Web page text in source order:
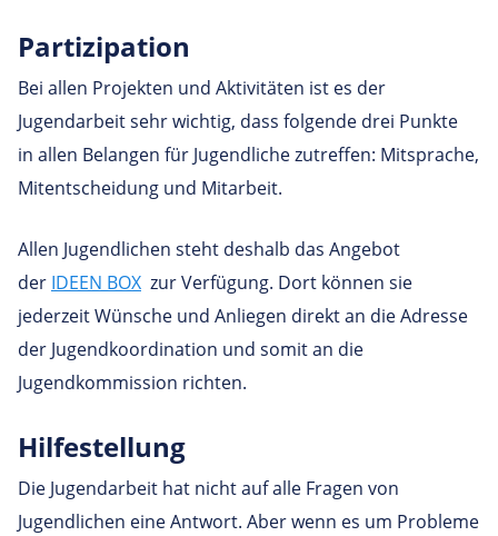
Partizipation
Bei allen Projekten und Aktivitäten ist es der
Jugendarbeit sehr wichtig, dass folgende drei Punkte
in allen Belangen für Jugendliche zutreffen: Mitsprache,
Mitentscheidung und Mitarbeit.
Allen Jugendlichen steht deshalb das Angebot
der IDEEN BOX zur Verfügung. Dort können sie
jederzeit Wünsche und Anliegen direkt an die Adresse
der Jugendkoordination und somit an die
Jugendkommission richten.
Hilfestellung
Die Jugendarbeit hat nicht auf alle Fragen von
Jugendlichen eine Antwort. Aber wenn es um Probleme